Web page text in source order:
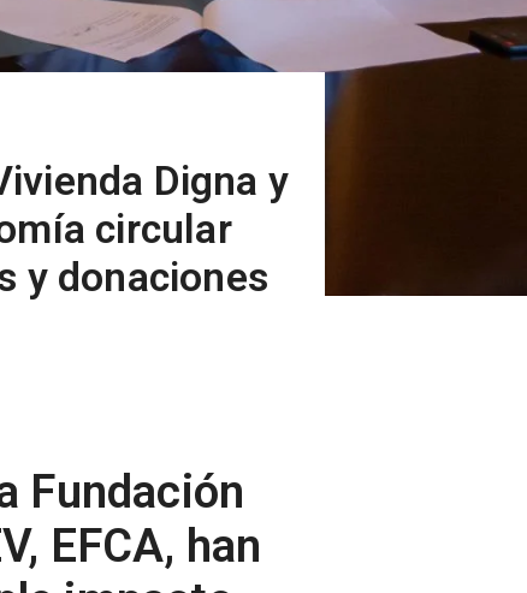
Digna y
circular
y donaciones
Fundación
EFCA, han